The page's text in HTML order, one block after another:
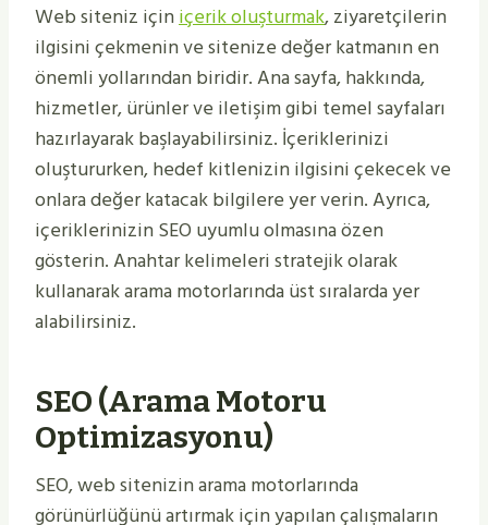
Web siteniz içiniçerik oluşturmak, ziyaretçilerin
ilgisini çekmenin ve sitenize değer katmanın en
önemli yollarından biridir. Ana sayfa, hakkında,
hizmetler, ürünler ve iletişim gibi temel sayfaları
hazırlayarak başlayabilirsiniz. İçeriklerinizi
oluştururken, hedef kitlenizin ilgisini çekecek ve
onlara değer katacak bilgilere yer verin. Ayrıca,
içeriklerinizin SEO uyumlu olmasına özen
gösterin. Anahtar kelimeleri stratejik olarak
kullanarak arama motorlarında üst sıralarda yer
alabilirsiniz.
SEO (Arama Motoru
Optimizasyonu)
SEO, web sitenizin arama motorlarında
görünürlüğünü artırmak için yapılan çalışmaların